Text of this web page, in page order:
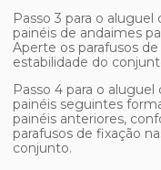
Passo 3 para o aluguel
painéis de andaimes
Aperte os parafusos
estabilidade do
Passo 4 para o aluguel
painéis seguintes
painéis anteriores,
parafusos de fixação
conjunto.